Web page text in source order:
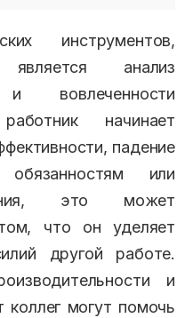
инструментов,
анализ
и вовлеченности
начинает
падение
или
это может
что он уделяет
другой работе.
и
коллег могут помочь